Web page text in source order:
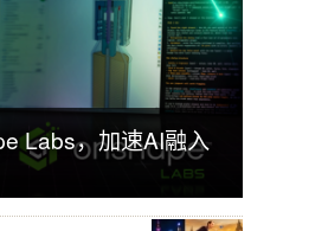
Labs，加速AI融入